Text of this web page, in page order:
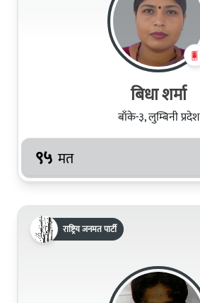
बिधा शर्मा
बाँके-३, लुम्बिनी प्रदेश
९५ मत
राष्ट्रिय जनमत पार्टी